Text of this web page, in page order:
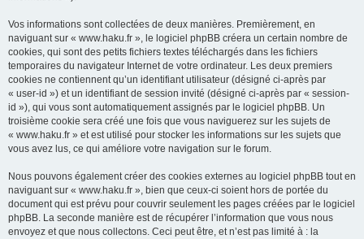
Vos informations sont collectées de deux manières. Premièrement, en
naviguant sur « www.haku.fr », le logiciel phpBB créera un certain nombre de
cookies, qui sont des petits fichiers textes téléchargés dans les fichiers
temporaires du navigateur Internet de votre ordinateur. Les deux premiers
cookies ne contiennent qu’un identifiant utilisateur (désigné ci-après par
« user-id ») et un identifiant de session invité (désigné ci-après par « session-
id »), qui vous sont automatiquement assignés par le logiciel phpBB. Un
troisième cookie sera créé une fois que vous naviguerez sur les sujets de
« www.haku.fr » et est utilisé pour stocker les informations sur les sujets que
vous avez lus, ce qui améliore votre navigation sur le forum.
Nous pouvons également créer des cookies externes au logiciel phpBB tout en
naviguant sur « www.haku.fr », bien que ceux-ci soient hors de portée du
document qui est prévu pour couvrir seulement les pages créées par le logiciel
phpBB. La seconde manière est de récupérer l’information que vous nous
envoyez et que nous collectons. Ceci peut être, et n’est pas limité à : la